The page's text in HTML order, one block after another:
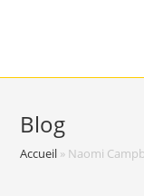
Blog
Accueil » Naomi